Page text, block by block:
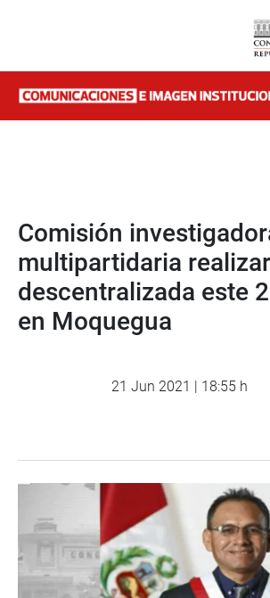
Comisión
multipartidaria
descentralizada este
en Moquegua
21 Jun 2021 | 18:55 h